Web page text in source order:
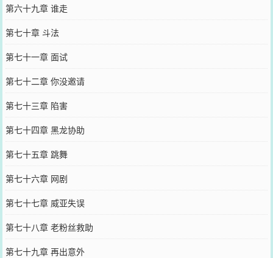
第六十九章 谁走
第七十章 斗法
第七十一章 面试
第七十二章 你没邀请
第七十三章 陷害
第七十四章 黑龙协助
第七十五章 跳舞
第七十六章 网剧
第七十七章 威亚失误
第七十八章 老粉丝救助
第七十九章 再出意外